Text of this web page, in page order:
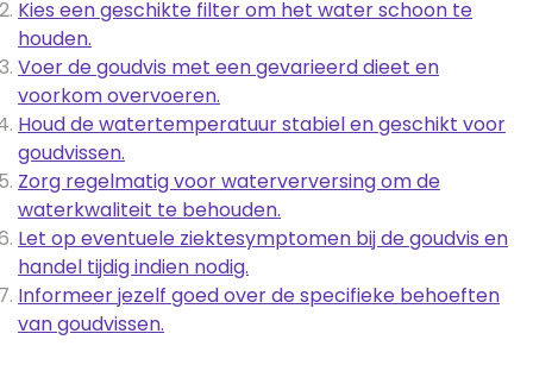
Kies een geschikte filter om het water schoon te
houden.
Voer de goudvis met een gevarieerd dieet en
voorkom overvoeren.
Houd de watertemperatuur stabiel en geschikt voor
goudvissen.
Zorg regelmatig voor waterverversing om de
waterkwaliteit te behouden.
Let op eventuele ziektesymptomen bij de goudvis en
handel tijdig indien nodig.
Informeer jezelf goed over de specifieke behoeften
van goudvissen.